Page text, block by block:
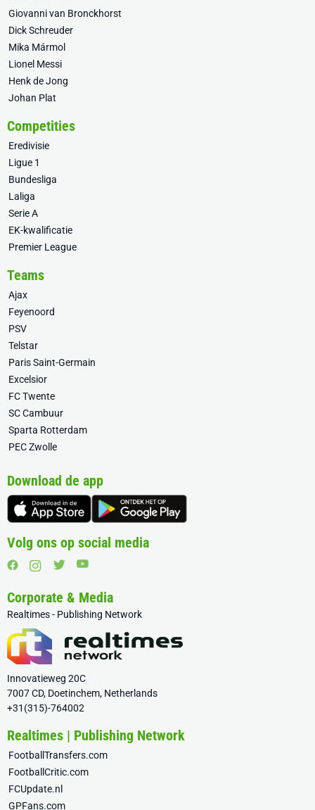
Giovanni van Bronckhorst
Dick Schreuder
Mika Mármol
Lionel Messi
Henk de Jong
Johan Plat
Competities
Eredivisie
Ligue 1
Bundesliga
Laliga
Serie A
EK-kwalificatie
Premier League
Teams
Ajax
Feyenoord
PSV
Telstar
Paris Saint-Germain
Excelsior
FC Twente
SC Cambuur
Sparta Rotterdam
PEC Zwolle
Download de app
Volg ons op social media
Corporate & Media
Realtimes - Publishing Network
Innovatieweg 20C
7007 CD, Doetinchem, Netherlands
+31(315)-764002
Realtimes | Publishing Network
FootballTransfers.com
FootballCritic.com
FCUpdate.nl
GPFans.com